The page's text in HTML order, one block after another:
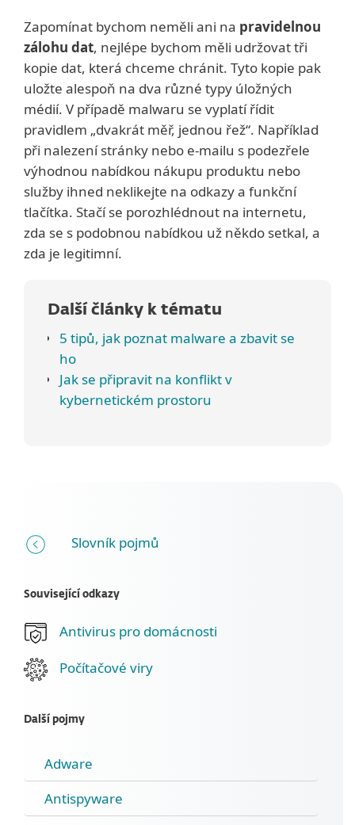
Zapomínat bychom neměli ani na pravidelnou
zálohu dat, nejlépe bychom měli udržovat tři
kopie dat, která chceme chránit. Tyto kopie pak
uložte alespoň na dva různé typy úložných
médií. V případě malwaru se vyplatí řídit
pravidlem „dvakrát měř, jednou řež“. Například
při nalezení stránky nebo e-mailu s podezřele
výhodnou nabídkou nákupu produktu nebo
služby ihned neklikejte na odkazy a funkční
tlačítka. Stačí se porozhlédnout na internetu,
zda se s podobnou nabídkou už někdo setkal, a
zda je legitimní.
Další články k tématu
5 tipů, jak poznat malware a zbavit se
ho
Jak se připravit na konflikt v
kybernetickém prostoru
Slovník pojmů
Související odkazy
Antivirus pro domácnosti
Počítačové viry
Další pojmy
Adware
Antispyware